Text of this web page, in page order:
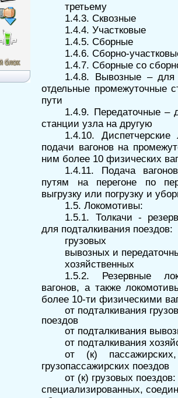
третьему
1.4.3. Сквозные
1.4.4. Участковые
1.4.5. Сборные
1.4.6. Сборно-
1.4.7. Сборные со
1.4.8. Вывозные – для
отдельные промежуточные
пути
1.4.9. Передаточные –
станции узла на другую
1.4.10.
подачи вагонов на
ним более 10 физических
1.4.11. Подача
путям на перегоне по
выгрузку или погрузку и
1.5. Локомотивы:
1.5.1. Толкачи -
для подтал­кивания поездов:
грузовых
вывозных и
хозяйственных
1.5.2. Резервные
вагонов, а также
более 10-ти физическими
от подталкивания
поездов
от подталкивания
от подталкивания
от (к)
грузопассажирских поездов
от (к) грузовых
специализированных,